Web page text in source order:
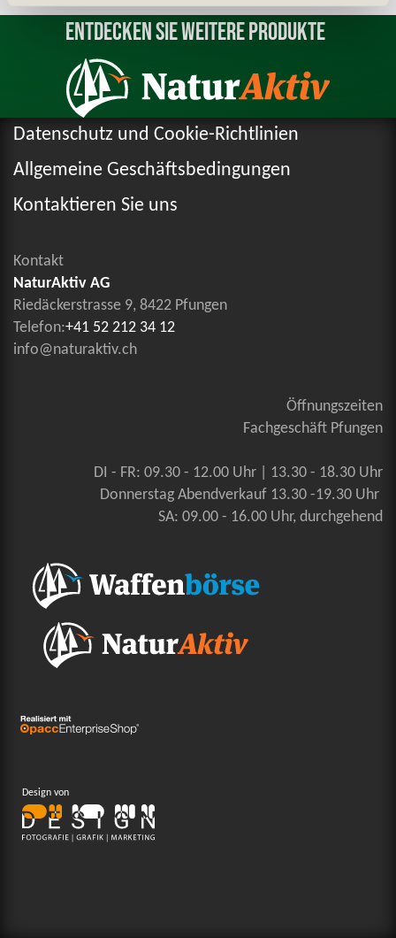
Entdecken Sie weitere Produkte
Datenschutz und Cookie-Richtlinien
Allgemeine Geschäftsbedingungen
Kontaktieren Sie uns
Kontakt
NaturAktiv AG
Riedäckerstrasse 9, 8422 Pfungen
Telefon:+41 52 212 34 12
info@naturaktiv.ch
Öffnungszeiten
Fachgeschäft Pfungen
DI - FR: 09.30 - 12.00 Uhr | 13.30 - 18.30 Uhr
Donnerstag Abendverkauf 13.30 -19.30 Uhr
SA: 09.00 - 16.00 Uhr, durchgehend
Design von